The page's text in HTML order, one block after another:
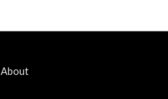
About